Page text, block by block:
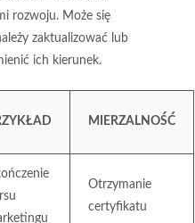
rozwoju. Może się
zaktualizować lub
ich kierunek.
MIERZALNOŚĆ
Otrzymanie
certyfikatu